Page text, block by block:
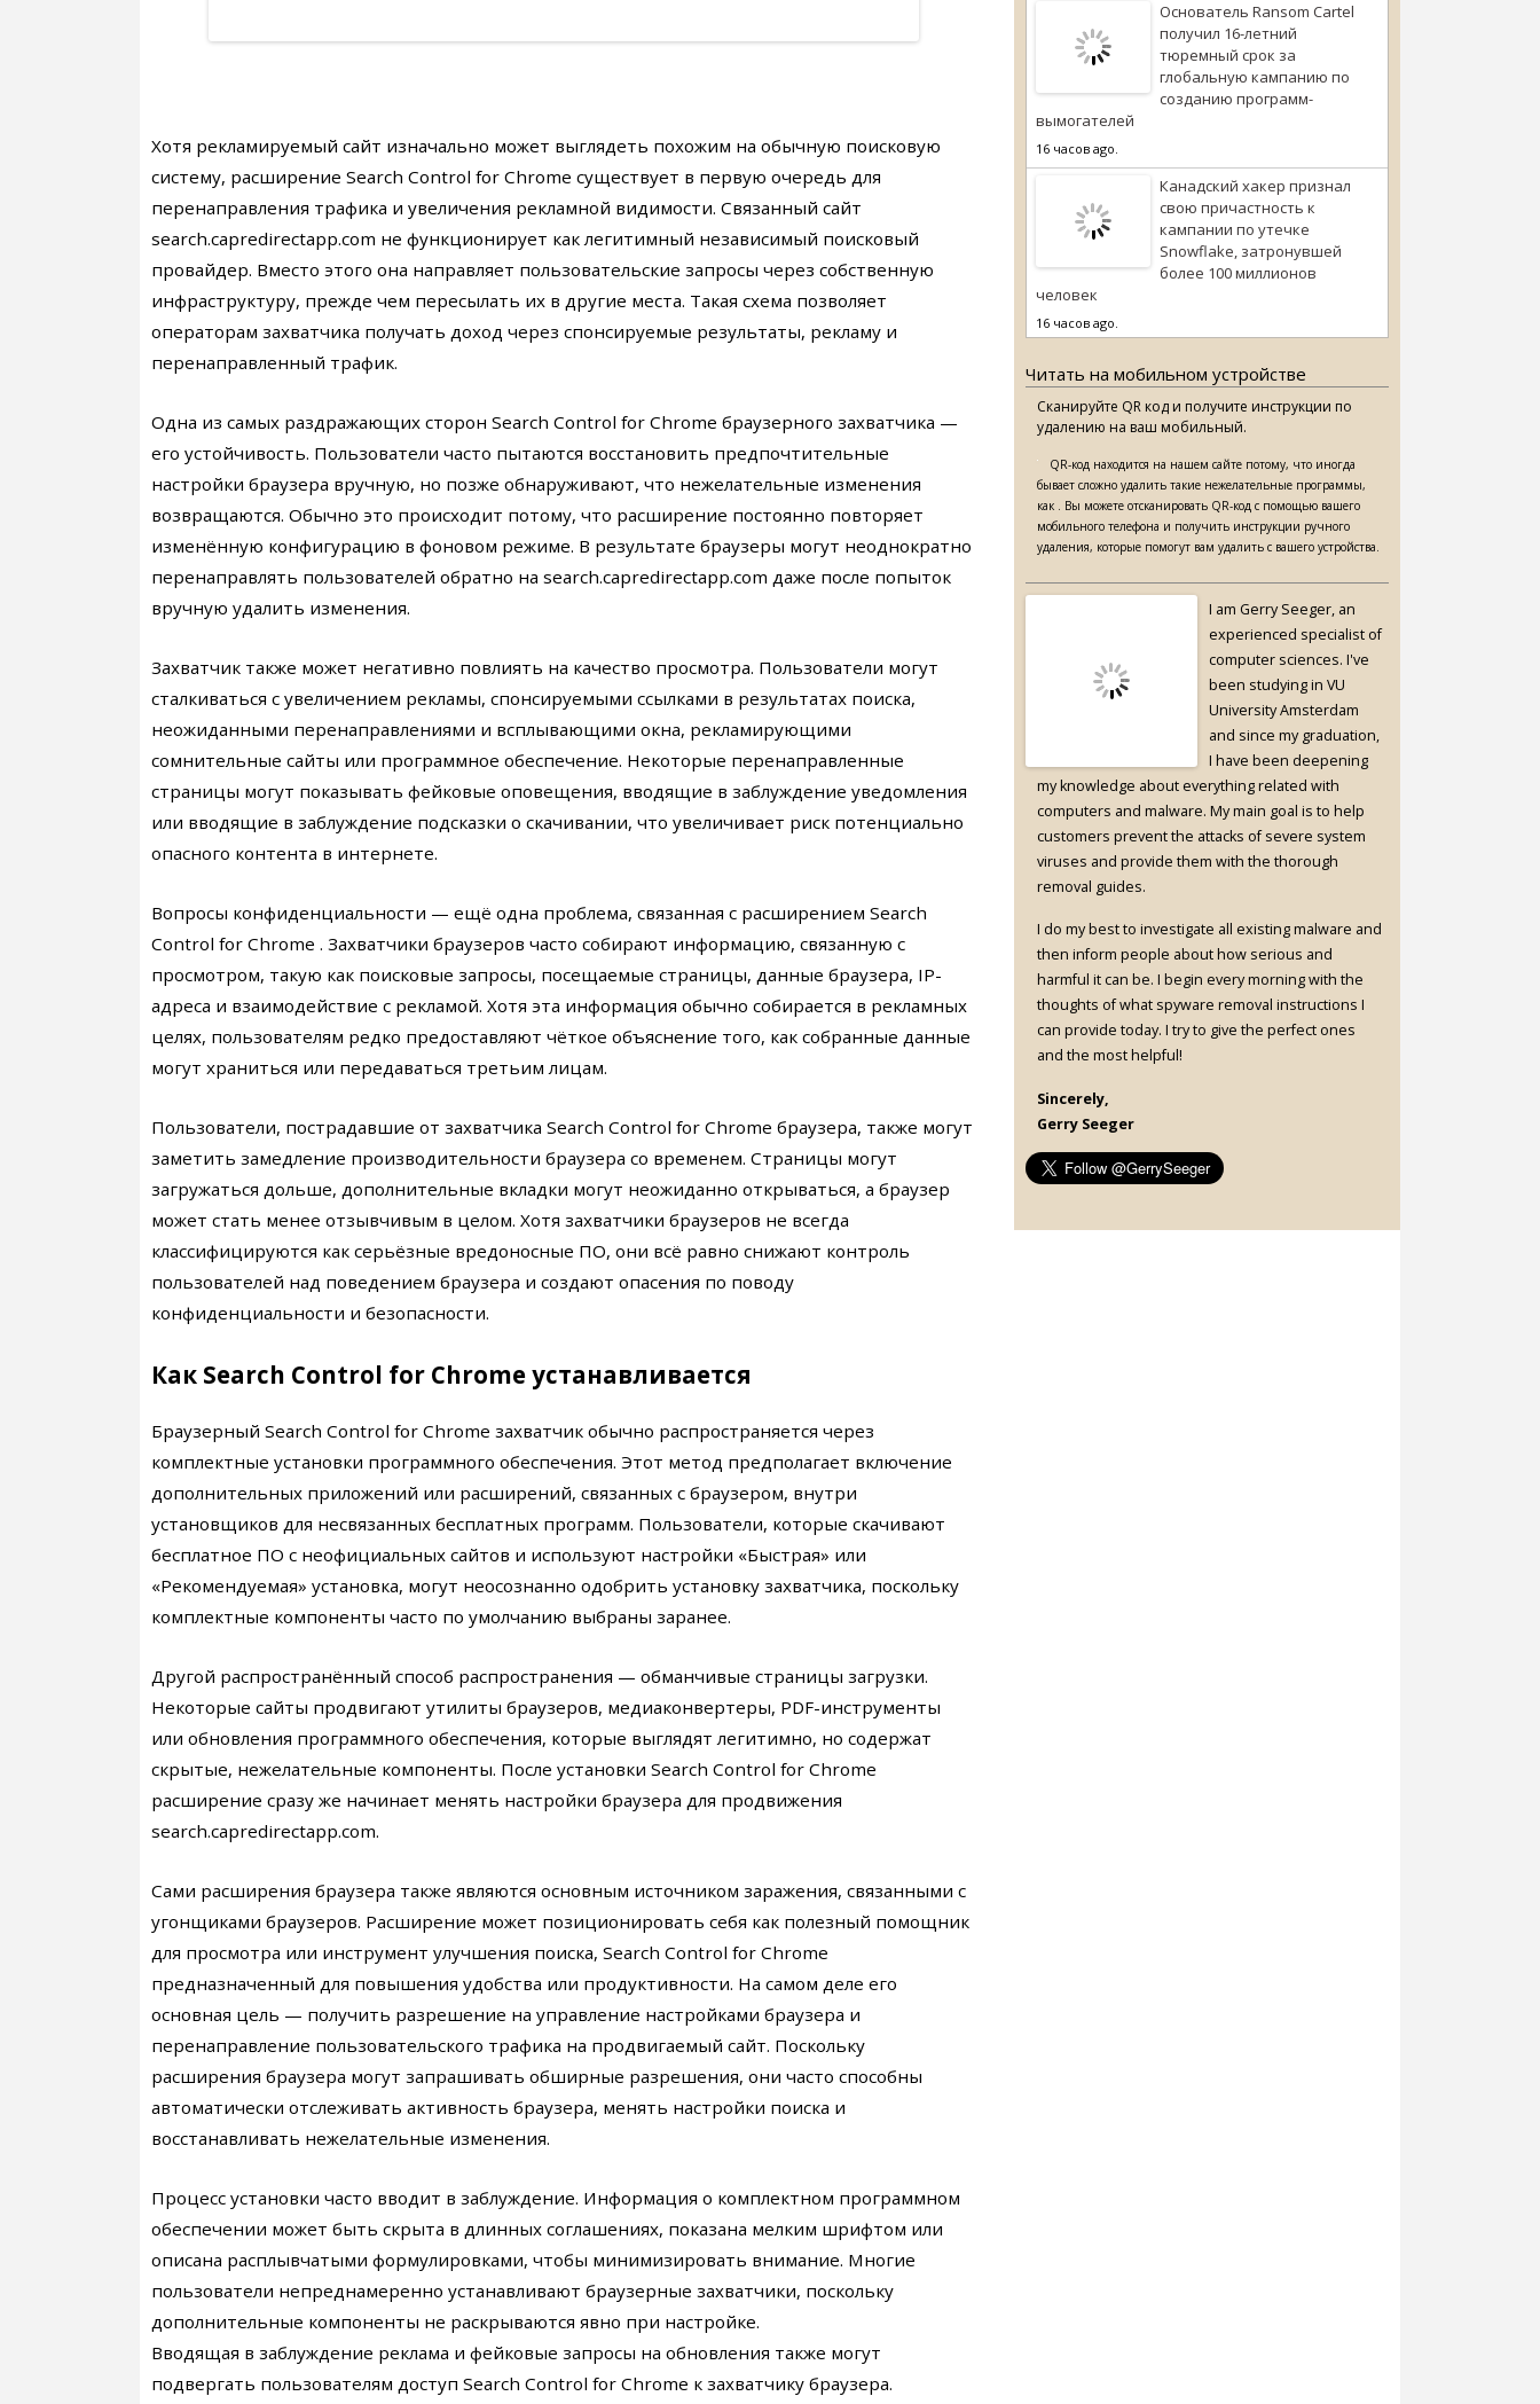
Хотя рекламируемый сайт изначально может выглядеть похожим на обычную поисковую
систему, расширение Search Control for Chrome существует в первую очередь для
перенаправления трафика и увеличения рекламной видимости. Связанный сайт
search.capredirectapp.com не функционирует как легитимный независимый поисковый
провайдер. Вместо этого она направляет пользовательские запросы через собственную
инфраструктуру, прежде чем пересылать их в другие места. Такая схема позволяет
операторам захватчика получать доход через спонсируемые результаты, рекламу и
перенаправленный трафик.
Одна из самых раздражающих сторон Search Control for Chrome браузерного захватчика —
его устойчивость. Пользователи часто пытаются восстановить предпочтительные
настройки браузера вручную, но позже обнаруживают, что нежелательные изменения
возвращаются. Обычно это происходит потому, что расширение постоянно повторяет
изменённую конфигурацию в фоновом режиме. В результате браузеры могут неоднократно
перенаправлять пользователей обратно на search.capredirectapp.com даже после попыток
вручную удалить изменения.
Захватчик также может негативно повлиять на качество просмотра. Пользователи могут
сталкиваться с увеличением рекламы, спонсируемыми ссылками в результатах поиска,
неожиданными перенаправлениями и всплывающими окна, рекламирующими
сомнительные сайты или программное обеспечение. Некоторые перенаправленные
страницы могут показывать фейковые оповещения, вводящие в заблуждение уведомления
или вводящие в заблуждение подсказки о скачивании, что увеличивает риск потенциально
опасного контента в интернете.
Вопросы конфиденциальности — ещё одна проблема, связанная с расширением Search
Control for Chrome . Захватчики браузеров часто собирают информацию, связанную с
просмотром, такую как поисковые запросы, посещаемые страницы, данные браузера, IP-
адреса и взаимодействие с рекламой. Хотя эта информация обычно собирается в рекламных
целях, пользователям редко предоставляют чёткое объяснение того, как собранные данные
могут храниться или передаваться третьим лицам.
Пользователи, пострадавшие от захватчика Search Control for Chrome браузера, также могут
заметить замедление производительности браузера со временем. Страницы могут
загружаться дольше, дополнительные вкладки могут неожиданно открываться, а браузер
может стать менее отзывчивым в целом. Хотя захватчики браузеров не всегда
классифицируются как серьёзные вредоносные ПО, они всё равно снижают контроль
пользователей над поведением браузера и создают опасения по поводу
конфиденциальности и безопасности.
Как Search Control for Chrome устанавливается
Браузерный Search Control for Chrome захватчик обычно распространяется через
комплектные установки программного обеспечения. Этот метод предполагает включение
дополнительных приложений или расширений, связанных с браузером, внутри
установщиков для несвязанных бесплатных программ. Пользователи, которые скачивают
бесплатное ПО с неофициальных сайтов и используют настройки «Быстрая» или
«Рекомендуемая» установка, могут неосознанно одобрить установку захватчика, поскольку
комплектные компоненты часто по умолчанию выбраны заранее.
Другой распространённый способ распространения — обманчивые страницы загрузки.
Некоторые сайты продвигают утилиты браузеров, медиаконвертеры, PDF-инструменты
или обновления программного обеспечения, которые выглядят легитимно, но содержат
скрытые, нежелательные компоненты. После установки Search Control for Chrome
расширение сразу же начинает менять настройки браузера для продвижения
search.capredirectapp.com.
Сами расширения браузера также являются основным источником заражения, связанными с
угонщиками браузеров. Расширение может позиционировать себя как полезный помощник
для просмотра или инструмент улучшения поиска, Search Control for Chrome
предназначенный для повышения удобства или продуктивности. На самом деле его
основная цель — получить разрешение на управление настройками браузера и
перенаправление пользовательского трафика на продвигаемый сайт. Поскольку
расширения браузера могут запрашивать обширные разрешения, они часто способны
автоматически отслеживать активность браузера, менять настройки поиска и
восстанавливать нежелательные изменения.
Процесс установки часто вводит в заблуждение. Информация о комплектном программном
обеспечении может быть скрыта в длинных соглашениях, показана мелким шрифтом или
описана расплывчатыми формулировками, чтобы минимизировать внимание. Многие
пользователи непреднамеренно устанавливают браузерные захватчики, поскольку
дополнительные компоненты не раскрываются явно при настройке.
Вводящая в заблуждение реклама и фейковые запросы на обновления также могут
подвергать пользователям доступ Search Control for Chrome к захватчику браузера.
Основатель Ransom Cartel
получил 16-летний
тюремный срок за
глобальную кампанию по
созданию программ-
вымогателей
16 часов ago.
Канадский хакер признал
свою причастность к
кампании по утечке
Snowflake, затронувшей
более 100 миллионов
человек
16 часов ago.
Читать на мобильном устройстве
Сканируйте QR код и получите инструкции по
удалению на ваш мобильный.
QR-код находится на нашем сайте потому, что иногда
бывает сложно удалить такие нежелательные программы,
как . Вы можете отсканировать QR-код с помощью вашего
мобильного телефона и получить инструкции ручного
удаления, которые помогут вам удалить с вашего устройства.
I am Gerry Seeger, an
experienced specialist of
computer sciences. I've
been studying in VU
University Amsterdam
and since my graduation,
I have been deepening
my knowledge about everything related with
computers and malware. My main goal is to help
customers prevent the attacks of severe system
viruses and provide them with the thorough
removal guides.
I do my best to investigate all existing malware and
then inform people about how serious and
harmful it can be. I begin every morning with the
thoughts of what spyware removal instructions I
can provide today. I try to give the perfect ones
and the most helpful!
Sincerely,
Gerry Seeger